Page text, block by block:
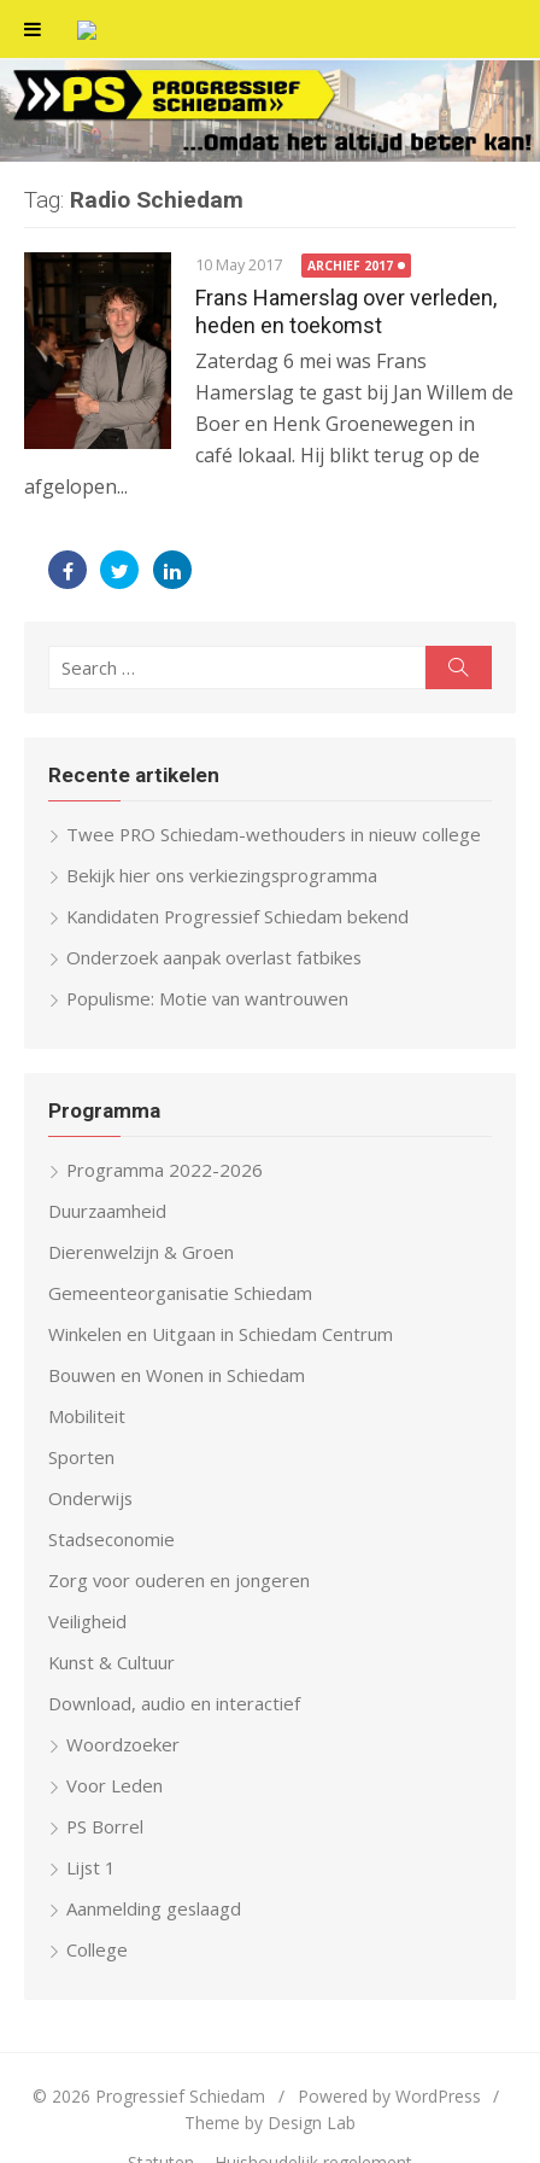
Skip
to
content
Tag: Radio Schiedam
10 May 2017 ARCHIEF 2017
Frans Hamerslag over verleden,
heden en toekomst
Zaterdag 6 mei was Frans
Hamerslag te gast bij Jan Willem de
Boer en Henk Groenewegen in
café lokaal. Hij blikt terug op de
afgelopen...
for:
Recente artikelen
Twee PRO Schiedam-wethouders in nieuw college
Bekijk hier ons verkiezingsprogramma
Kandidaten Progressief Schiedam bekend
Onderzoek aanpak overlast fatbikes
Populisme: Motie van wantrouwen
Programma
Programma 2022-2026
Duurzaamheid
Dierenwelzijn & Groen
Gemeenteorganisatie Schiedam
Winkelen en Uitgaan in Schiedam Centrum
Bouwen en Wonen in Schiedam
Mobiliteit
Sporten
Onderwijs
Stadseconomie
Zorg voor ouderen en jongeren
Veiligheid
Kunst & Cultuur
Download, audio en interactief
Woordzoeker
Voor Leden
PS Borrel
Lijst 1
Aanmelding geslaagd
College
© 2026 Progressief Schiedam / Powered by WordPress
/
Theme by Design Lab